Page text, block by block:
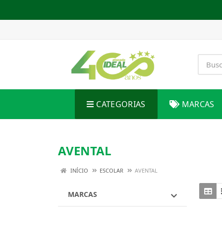
CATEGORIAS MARCAS
AVENTAL
INÍCIO ESCOLAR AVENTAL
MARCAS